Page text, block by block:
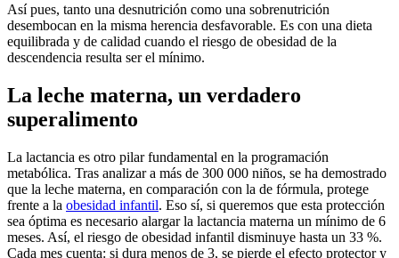
Así pues, tanto una desnutrición como una sobrenutrición
desembocan en la misma herencia desfavorable. Es con una dieta
equilibrada y de calidad cuando el riesgo de obesidad de la
descendencia resulta ser el mínimo.
La leche materna, un verdadero
superalimento
La lactancia es otro pilar fundamental en la programación
metabólica. Tras analizar a más de 300 000 niños, se ha demostrado
que la leche materna, en comparación con la de fórmula, protege
frente a la obesidad infantil. Eso sí, si queremos que esta protección
sea óptima es necesario alargar la lactancia materna un mínimo de 6
meses. Así, el riesgo de obesidad infantil disminuye hasta un 33 %.
Cada mes cuenta: si dura menos de 3, se pierde el efecto protector y